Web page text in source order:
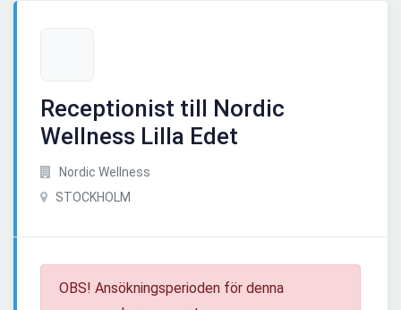
Receptionist till Nordic
Wellness Lilla Edet
Nordic Wellness
STOCKHOLM
OBS! Ansökningsperioden för denna